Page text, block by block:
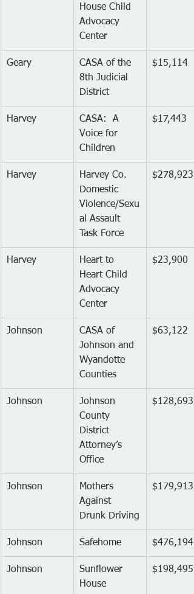
House Child
Advocacy
Center
Geary
CASA of the
8th Judicial
District
$15,114
Harvey
CASA:  A
Voice for
Children
$17,443
Harvey
Harvey Co.
Domestic
Violence/Sexu
al Assault
Task Force
$278,923
Harvey
Heart to
Heart Child
Advocacy
Center
$23,900
Johnson
CASA of
Johnson and
Wyandotte
Counties
$63,122
Johnson
Johnson
County
District
Attorney’s
Office
$128,693
Johnson
Mothers
Against
Drunk Driving
$179,913
Johnson Safehome $476,194
Johnson
Sunflower
House
$198,495